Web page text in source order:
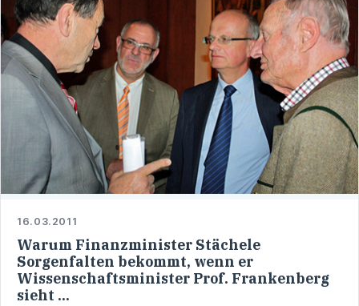
16.03.2011
Warum Finanzminister Stächele
Sorgenfalten bekommt, wenn er
Wissenschaftsminister Prof. Frankenberg
sieht ...